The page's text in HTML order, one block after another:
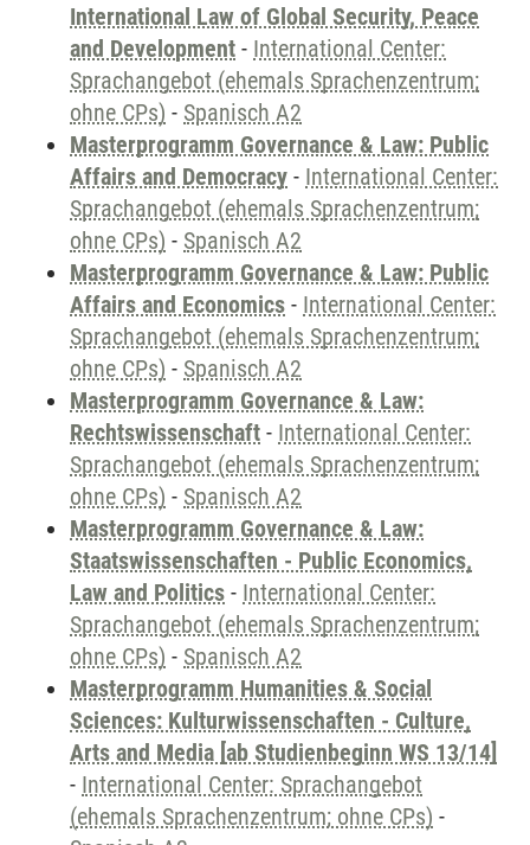
International Law of Global Security, Peace
and Development - International Center:
Sprachangebot (ehemals Sprachenzentrum;
ohne CPs) - Spanisch A2
Masterprogramm Governance & Law: Public
Affairs and Democracy - International Center:
Sprachangebot (ehemals Sprachenzentrum;
ohne CPs) - Spanisch A2
Masterprogramm Governance & Law: Public
Affairs and Economics - International Center:
Sprachangebot (ehemals Sprachenzentrum;
ohne CPs) - Spanisch A2
Masterprogramm Governance & Law:
Rechtswissenschaft - International Center:
Sprachangebot (ehemals Sprachenzentrum;
ohne CPs) - Spanisch A2
Masterprogramm Governance & Law:
Staatswissenschaften - Public Economics,
Law and Politics - International Center:
Sprachangebot (ehemals Sprachenzentrum;
ohne CPs) - Spanisch A2
Masterprogramm Humanities & Social
Sciences: Kulturwissenschaften - Culture,
Arts and Media [ab Studienbeginn WS 13/14]
- International Center: Sprachangebot
(ehemals Sprachenzentrum; ohne CPs) -